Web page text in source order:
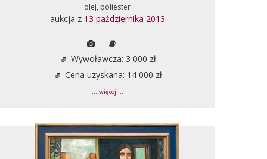
olej, poliester
aukcja z 13 października 2013
Wywoławcza: 3 000 zł
Cena uzyskana: 14 000 zł
... więcej ...